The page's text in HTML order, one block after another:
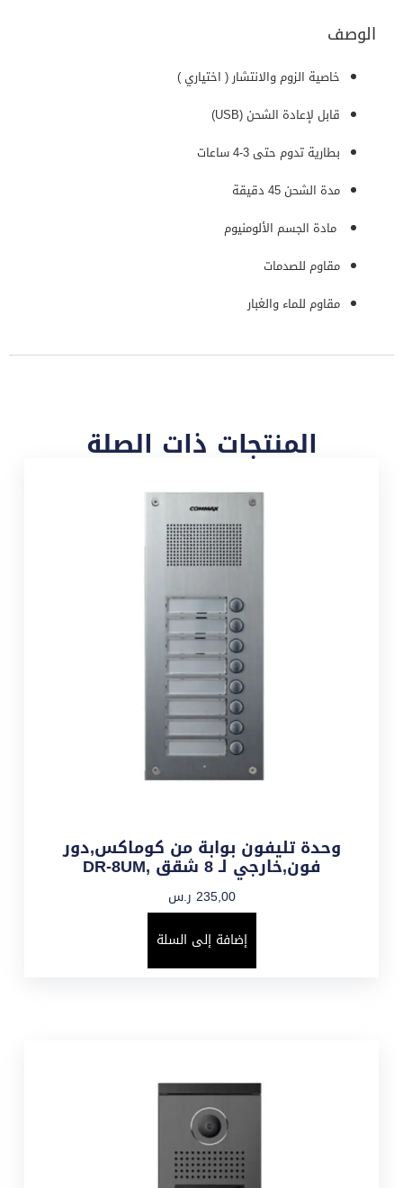
الوصف
خاصية الزوم والانتشار ( اختياري )
قابل لإعادة الشحن (USB)
بطارية تدوم حتى 3-4 ساعات
مدة الشحن 45 دقيقة
مقاوم للصدمات
مقاوم للماء والغبار
المنتجات ذات الصلة
وحدة تليفون بوابة من كوماكس,دور
فون,خارجي لـ 8 شقق ,DR-8UM
235,00 ر.س
إضافة إلى السلة